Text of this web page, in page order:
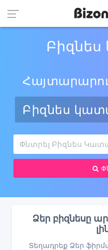
Բիզնես
Ձեր բիզնեսը
Տեղադրեք Ձեր